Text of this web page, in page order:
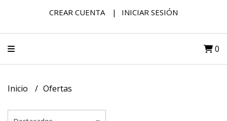
CREAR CUENTA INICIAR SESIÓN
0
Inicio Ofertas